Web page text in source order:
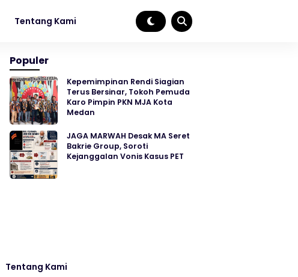
Tentang Kami
Populer
Kepemimpinan Rendi Siagian
Terus Bersinar, Tokoh Pemuda
Karo Pimpin PKN MJA Kota
Medan
JAGA MARWAH Desak MA Seret
Bakrie Group, Soroti
Kejanggalan Vonis Kasus PET
Tentang Kami